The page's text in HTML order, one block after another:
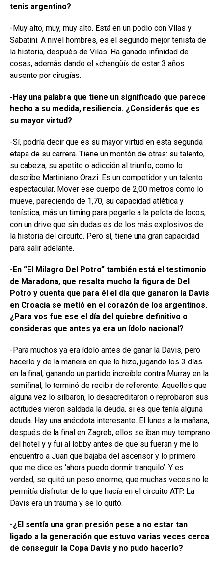
tenis argentino?
-Muy alto, muy, muy alto. Está en un podio con Vilas y
Sabatini. A nivel hombres, es el segundo mejor tenista de
la historia, después de Vilas. Ha ganado infinidad de
cosas, además dando el «changüí» de estar 3 años
ausente por cirugías.
-Hay una palabra que tiene un significado que parece
hecho a su medida, resiliencia. ¿Considerás que es
su mayor virtud?
-Sí, podría decir que es su mayor virtud en esta segunda
etapa de su carrera. Tiene un montón de otras: su talento,
su cabeza, su apetito o adicción al triunfo, como lo
describe Martiniano Orazi. Es un competidor y un talento
espectacular. Mover ese cuerpo de 2,00 metros como lo
mueve, pareciendo de 1,70, su capacidad atlética y
tenística, más un timing para pegarle a la pelota de locos,
con un drive que sin dudas es de los más explosivos de
la historia del circuito. Pero sí, tiene una gran capacidad
para salir adelante.
-En “El Milagro Del Potro” también está el testimonio
de Maradona, que resalta mucho la figura de Del
Potro y cuenta que para él el día que ganaron la Davis
en Croacia se metió en el corazón de los argentinos.
¿Para vos fue ese el día del quiebre definitivo o
consideras que antes ya era un ídolo nacional?
-Para muchos ya era ídolo antes de ganar la Davis, pero
hacerlo y de la manera en que lo hizo, jugando los 3 días
en la final, ganando un partido increíble contra Murray en la
semifinal, lo terminó de recibir de referente. Aquellos que
alguna vez lo silbaron, lo desacreditaron o reprobaron sus
actitudes vieron saldada la deuda, si es que tenía alguna
deuda. Hay una anécdota interesante. El lunes a la mañana,
después de la final en Zagreb, ellos se iban muy temprano
del hotel y y fui al lobby antes de que su fueran y me lo
encuentro a Juan que bajaba del ascensor y lo primero
que me dice es ‘ahora puedo dormir tranquilo’. Y es
verdad, se quitó un peso enorme, que muchas veces no le
permitía disfrutar de lo que hacía en el circuito ATP. La
Davis era un trauma y se lo quitó.
-¿El sentía una gran presión pese a no estar tan
ligado a la generación que estuvo varias veces cerca
de conseguir la Copa Davis y no pudo hacerlo?